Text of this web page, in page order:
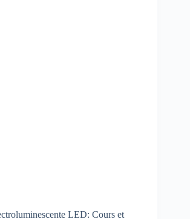
LED: Cours et